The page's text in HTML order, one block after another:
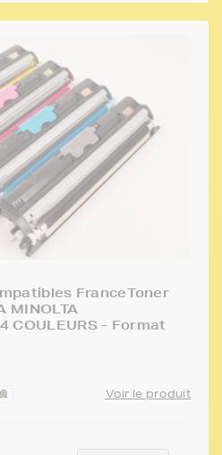
FranceToner
MINOLTA
COULEURS - Format
Voir le produit